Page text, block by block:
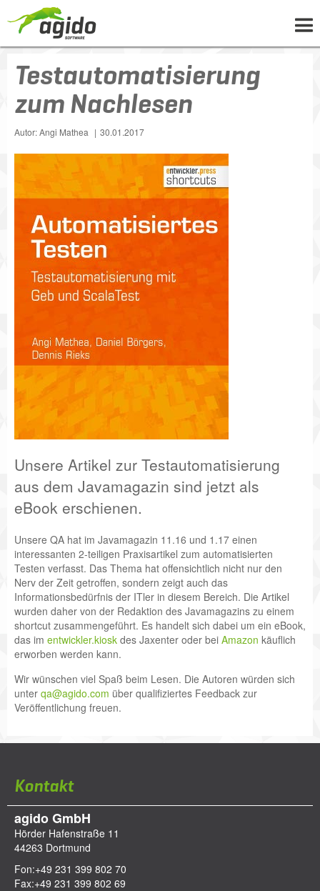
UNTERNEHMEN
WISSEN
KARRIERE
KONTAKT
Testautomatisierung
zum Nachlesen
Autor: Angi Mathea 30.01.2017
Unsere Artikel zur Testautomatisierung
aus dem Javamagazin sind jetzt als
eBook erschienen.
Unsere QA hat im Javamagazin 11.16 und 1.17 einen
interessanten 2-teiligen Praxisartikel zum automatisierten
Testen verfasst. Das Thema hat offensichtlich nicht nur den
Nerv der Zeit getroffen, sondern zeigt auch das
Informationsbedürfnis der ITler in diesem Bereich. Die Artikel
wurden daher von der Redaktion des Javamagazins zu einem
shortcut zusammengeführt. Es handelt sich dabei um ein eBook,
das im entwickler.kiosk des Jaxenter oder bei Amazon käuflich
erworben werden kann.
Wir wünschen viel Spaß beim Lesen. Die Autoren würden sich
unter qa@agido.com über qualifiziertes Feedback zur
Veröffentlichung freuen.
Kontakt
agido GmbH
Hörder Hafenstraße 11
44263 Dortmund
Fon:+49 231 399 802 70
Fax:+49 231 399 802 69